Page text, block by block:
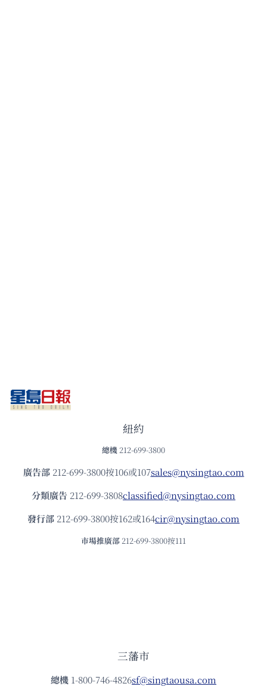
紐約
總機 212-699-3800
廣告部212-699-3800按106或107sales@nysingtao.com
分類廣告 212-699-3808classified@nysingtao.com
發⾏部 212-699-3800按162或164cir@nysingtao.com
市場推廣部 212-699-3800按111
三藩市
總機 1-800-746-4826sf@singtaousa.com